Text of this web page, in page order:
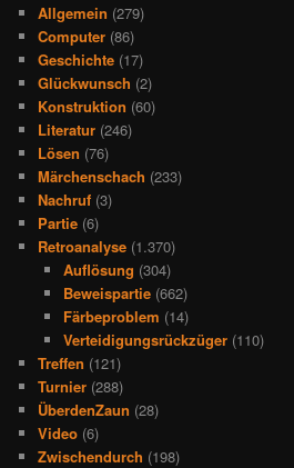
Allgemein (279)
Computer (86)
Geschichte (17)
Glückwunsch (2)
Konstruktion (60)
Literatur (246)
Lösen (76)
Märchenschach (233)
Nachruf (3)
Partie (6)
Retroanalyse (1.370)
Auflösung (304)
Beweispartie(662)
Färbeproblem (14)
Verteidigungsrückzüger(110)
Treffen (121)
Turnier (288)
ÜberdenZaun (28)
Video (6)
Zwischendurch (198)